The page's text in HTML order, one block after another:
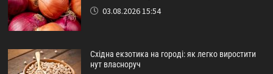
03.08.2026 15:54
Східна екзотика на городі: як легко виростити
нут власноруч